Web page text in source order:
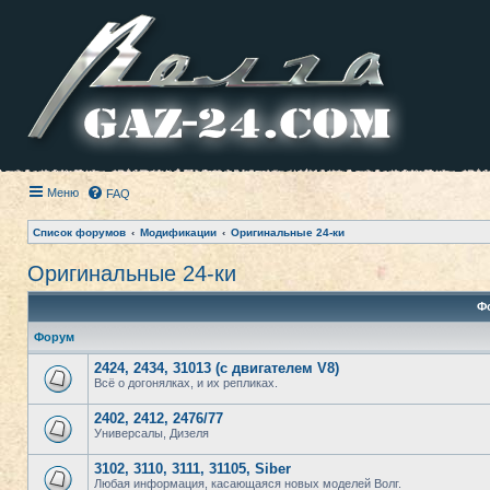
Меню FAQ
Список форумов Модификации Оригинальные 24-ки
Оригинальные 24-ки
Форум
2424, 2434, 31013 (с двигателем V8)
Всё о догонялках, и их репликах.
2402, 2412, 2476/77
Универсалы, Дизеля
3102, 3110, 3111, 31105, Siber
Любая информация, касающаяся новых моделей Волг.